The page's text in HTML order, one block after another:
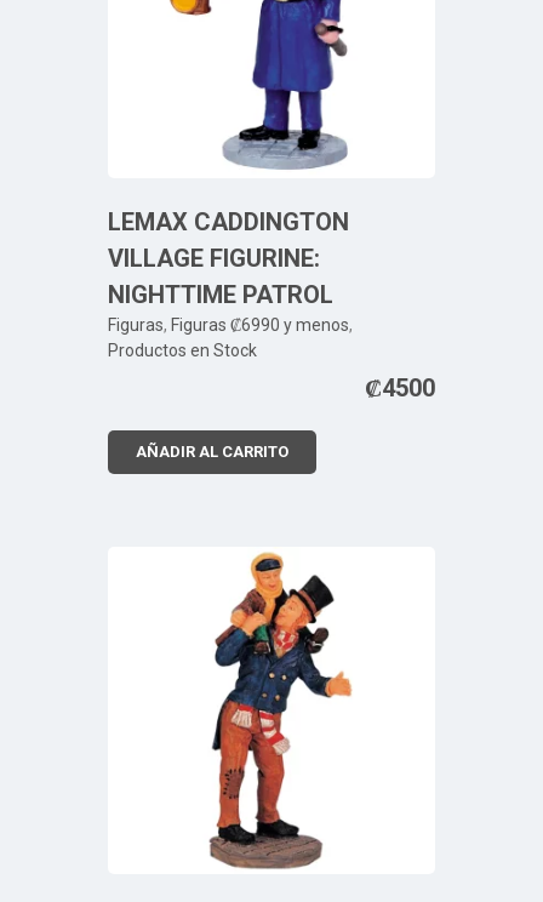
LEMAX CADDINGTON
VILLAGE FIGURINE:
NIGHTTIME PATROL
Figuras, Figuras ₡6990 y menos,
Productos en Stock
₡4500
AÑADIR AL CARRITO